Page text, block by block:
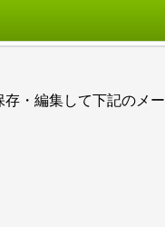
・編集して下記のメー